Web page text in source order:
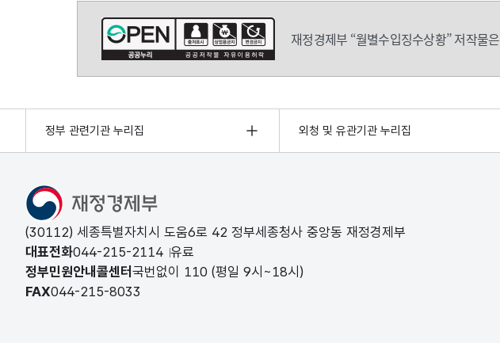
재정경제부 “월별수입징수상황” 저작물은
정부 관련기관 누리집 외청 및 유관기관 누리집
(30112) 세종특별자치시 도움6로 42 정부세종청사 중앙동 재정경제부
대표전화044-215-2114 유료
정부민원안내콜센터 국번없이 110 (평일 9시~18시)
FAX044-215-8033